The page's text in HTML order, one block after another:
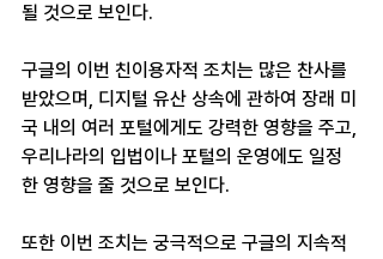
될 것으로 보인다.
구글의 이번 친이용자적 조치는 많은 찬사를
받았으며, 디지털 유산 상속에 관하여 장래 미
국 내의 여러 포털에게도 강력한 영향을 주고,
우리나라의 입법이나 포털의 운영에도 일정
한 영향을 줄 것으로 보인다.
또한 이번 조치는 궁극적으로 구글의 지속적